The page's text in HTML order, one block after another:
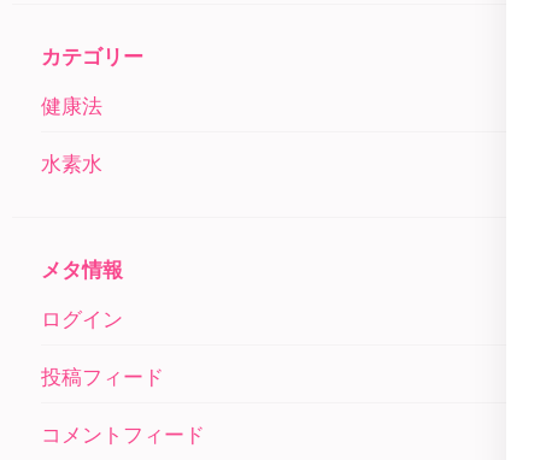
カテゴリー
健康法
水素水
メタ情報
ログイン
投稿フィード
コメントフィード